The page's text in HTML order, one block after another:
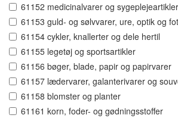
61152 medicinalvarer og sygeplejeartikler
61153 guld- og sølvvarer, ure, optik og
61154 cykler, knallerter og dele hertil
61155 legetøj og sportsartikler
61156 bøger, blade, papir og papirvarer
61157 lædervarer, galanterivarer og
61158 blomster og planter
61161 korn, foder- og gødningsstoffer